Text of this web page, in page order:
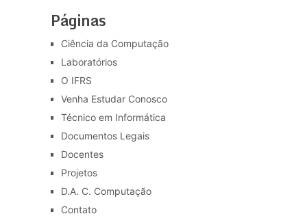
Páginas
Ciência da Computação
Laboratórios
O IFRS
Venha Estudar Conosco
Técnico em Informática
Documentos Legais
Docentes
Projetos
D.A. C. Computação
Contato